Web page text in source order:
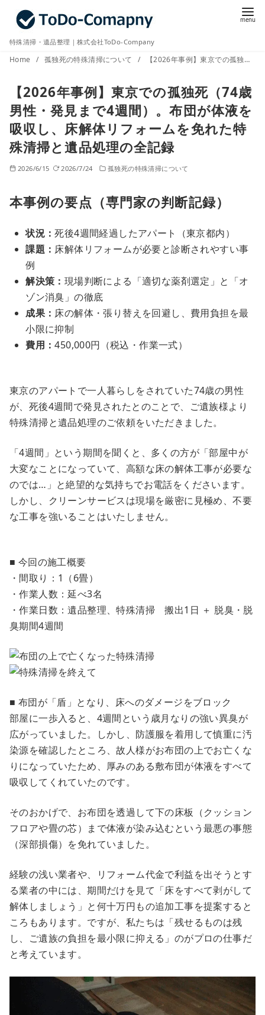
特殊清掃・遺品整理｜株式会社ToDo-Company
Home 孤独死の特殊清掃について 【2026年事例】東京での孤独死（74歳男性・発見まで4週間）。布団が体液を吸収し、床解体リフォームを免れた特殊清掃と遺品処理の全記録
【2026年事例】東京での孤独死（74歳
男性・発見まで4週間）。布団が体液を
吸収し、床解体リフォームを免れた特
殊清掃と遺品処理の全記録
2026/6/15 2026/7/24 孤独死の特殊清掃について
本事例の要点（専門家の判断記録）
状況：死後4週間経過したアパート（東京都内）
課題： 床解体リフォームが必要と診断されやすい事
例
解決策： 現場判断による「適切な薬剤選定」と「オ
ゾン消臭」の徹底
成果： 床の解体・張り替えを回避し、費用負担を最
小限に抑制
費用：450,000円（税込・作業一式）
東京のアパートで一人暮らしをされていた74歳の男性
が、死後4週間で発見されたとのことで、ご遺族様より
特殊清掃と遺品処理のご依頼をいただきました。
「4週間」という期間を聞くと、多くの方が「部屋中が
大変なことになっていて、高額な床の解体工事が必要な
のでは…」と絶望的な気持ちでお電話をくださいます。
しかし、クリーンサービスは現場を厳密に見極め、不要
な工事を強いることはいたしません。
■ 今回の施工概要
・間取り：1（6畳）
・作業人数：延べ3名
・作業日数：遺品整理、特殊清掃 搬出1日 ＋ 脱臭・脱
臭期間4週間
■ 布団が「盾」となり、床へのダメージをブロック
部屋に一歩入ると、4週間という歳月なりの強い異臭が
広がっていました。しかし、防護服を着用して慎重に汚
染源を確認したところ、故人様がお布団の上でお亡くな
りになっていたため、厚みのある敷布団が体液をすべて
吸収してくれていたのです。
そのおかげで、お布団を透過して下の床板（クッション
フロアや畳の芯）まで体液が染み込むという最悪の事態
（深部損傷）を免れていました。
経験の浅い業者や、リフォーム代金で利益を出そうとす
る業者の中には、期間だけを見て「床をすべて剥がして
解体しましょう」と何十万円もの追加工事を提案すると
ころもあります。ですが、私たちは「残せるものは残
し、ご遺族の負担を最小限に抑える」のがプロの仕事だ
と考えています。